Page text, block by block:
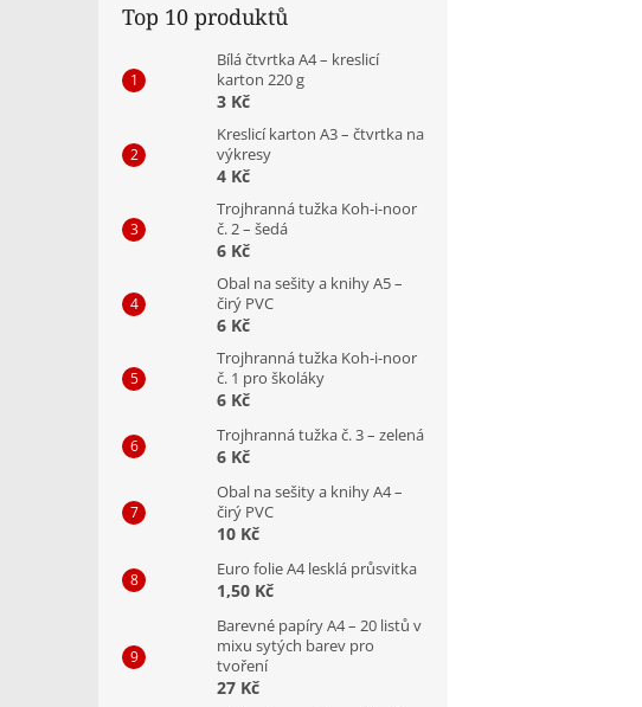
Top 10 produktů
Bílá čtvrtka A4 – kreslicí
karton 220 g
3 Kč
Kreslicí karton A3 – čtvrtka na
výkresy
4 Kč
Trojhranná tužka Koh-i-noor
č. 2 – šedá
6 Kč
Obal na sešity a knihy A5 –
čirý PVC
6 Kč
Trojhranná tužka Koh-i-noor
č. 1 pro školáky
6 Kč
Trojhranná tužka č. 3 – zelená
6 Kč
Obal na sešity a knihy A4 –
čirý PVC
10 Kč
Euro folie A4 lesklá průsvitka
1,50 Kč
Barevné papíry A4 – 20 listů v
mixu sytých barev pro
tvoření
27 Kč